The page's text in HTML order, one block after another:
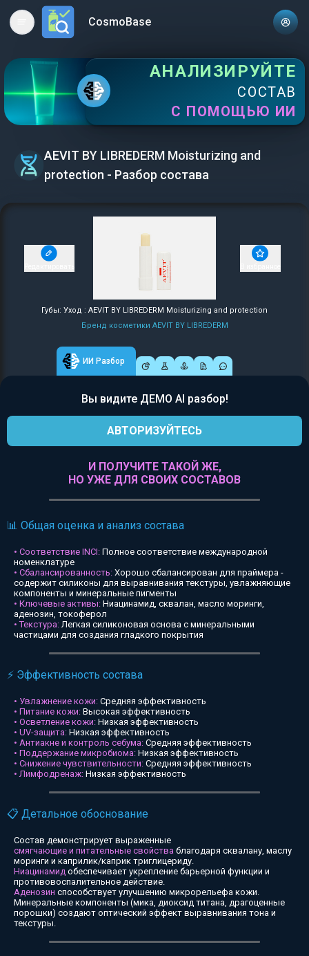
Open main menuCosmoBase
АНАЛИЗИРУЙТЕ
СОСТАВ
С ПОМОЩЬЮ ИИ
AEVIT BY LIBREDERM Moisturizing and
protection - Разбор состава
Губы: Уход : AEVIT BY LIBREDERM Moisturizing and protection
Бренд косметики AEVIT BY LIBREDERM
ИИ Разбор
Вы видите ДЕМО AI разбор!
АВТОРИЗУЙТЕСЬ
И ПОЛУЧИТЕ ТАКОЙ ЖЕ,
НО УЖЕ ДЛЯ СВОИХ СОСТАВОВ
📊 Общая оценка и анализ состава
• Соответствие INCI: Полное соответствие международной
номенклатуре
• Сбалансированность: Хорошо сбалансирован для праймера -
содержит силиконы для выравнивания текстуры, увлажняющие
компоненты и минеральные пигменты
• Ключевые активы: Ниацинамид, сквалан, масло моринги,
аденозин, токоферол
• Текстура:Легкая силиконовая основа с минеральными
частицами для создания гладкого покрытия
⚡ Эффективность состава
• Увлажнение кожи: Средняя эффективность
• Питание кожи: Высокая эффективность
• Осветление кожи: Низкая эффективность
• UV-защита: Низкая эффективность
• Антиакне и контроль себума: Средняя эффективность
• Поддержание микробиома: Низкая эффективность
• Снижение чувствительности: Средняя эффективность
• Лимфодренаж: Низкая эффективность
📋 Детальное обоснование
Состав демонстрирует выраженные
смягчающие и питательные свойства благодаря сквалану, маслу
моринги и каприлик/каприк триглицериду.
Ниацинамид обеспечивает укрепление барьерной функции и
противовоспалительное действие.
Аденозин способствует улучшению микрорельефа кожи.
Минеральные компоненты (мика, диоксид титана, драгоценные
порошки) создают оптический эффект выравнивания тона и
текстуры.